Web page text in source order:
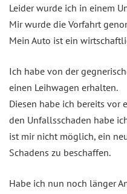
Leider wurde ich in einem
Mir wurde die Vorfahrt
Mein Auto ist ein
Ich habe von der
einen Leihwagen erhalten.
Diesen habe ich bereits vor
den Unfallsschaden habe
ist mir nicht möglich, ein
Schadens zu beschaffen.
Habe ich nun noch länger